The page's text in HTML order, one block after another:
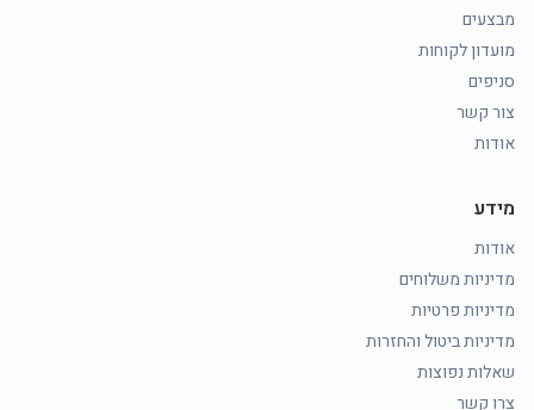
מבצעים
מועדון לקוחות
סניפים
צור קשר
אודות
מידע
אודות
מדיניות משלוחים
מדיניות פרטיות
מדיניות ביטול והחזרות
שאלות נפוצות
צרו קשר